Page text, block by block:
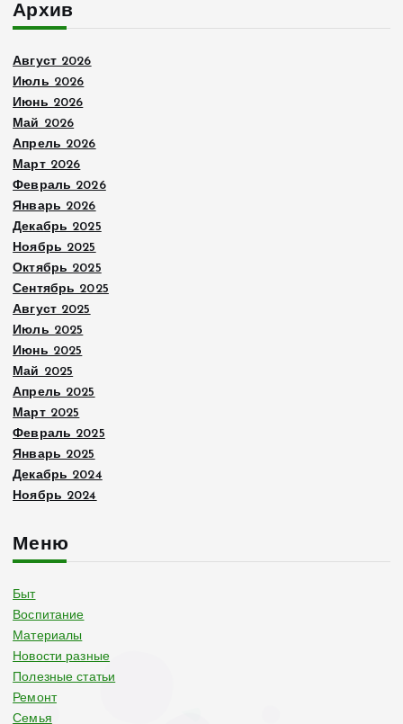
Архив
Август 2026
Июль 2026
Июнь 2026
Май 2026
Апрель 2026
Март 2026
Февраль 2026
Январь 2026
Декабрь 2025
Ноябрь 2025
Октябрь 2025
Сентябрь 2025
Август 2025
Июль 2025
Июнь 2025
Май 2025
Апрель 2025
Март 2025
Февраль 2025
Январь 2025
Декабрь 2024
Ноябрь 2024
Меню
Быт
Воспитание
Материалы
Новости разные
Полезные статьи
Ремонт
Семья